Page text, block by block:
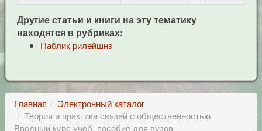
Другие статьи и книги на эту тематику
находятся в рубриках:
Паблик рилейшнз
Главная
Электронный каталог
Теория и практика связей с общественностью.
Вводный курс учеб. пособие для вузов